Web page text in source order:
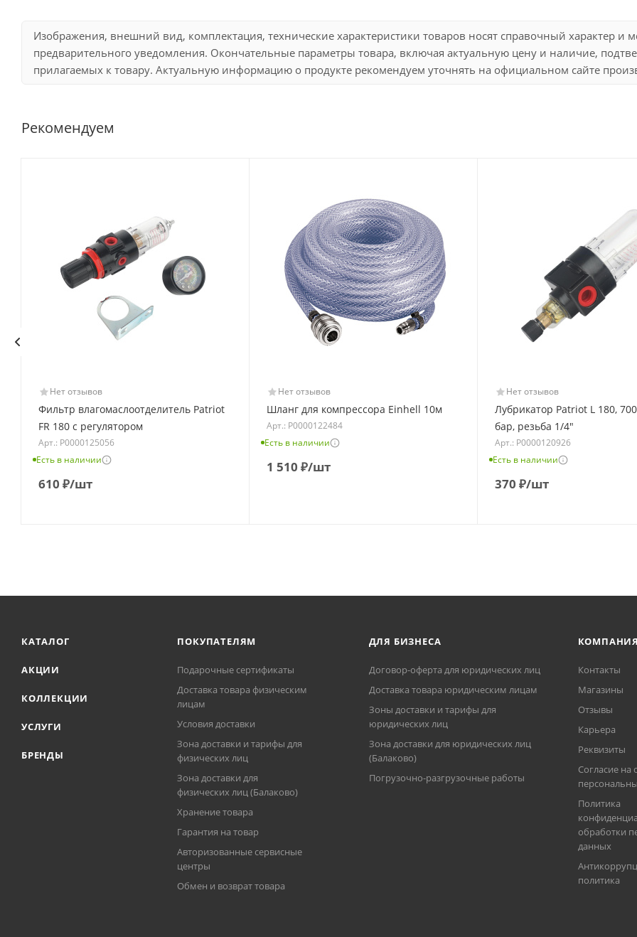
Изображения, внешний вид, комплектация, технические характеристики товаров носят справочный характер и
предварительного уведомления. Окончательные параметры товара, включая актуальную цену и наличие,
прилагаемых к товару. Актуальную информацию о продукте рекомендуем уточнять на официальном сайте
Рекомендуем
Нет отзывов
Фильтр влагомаслоотделитель Patriot
FR 180 с регулятором
Арт.: Р0000125056
Есть в наличии
610 ₽/шт
Нет отзывов
Шланг для компрессора Einhell 10м
Арт.: Р0000122484
Есть в наличии
1 510 ₽/шт
Нет отзывов
Лубрикатор Patriot L 180,
бар, резьба 1/4"
Арт.: Р0000120926
Есть в наличии
370 ₽/шт
КАТАЛОГ
АКЦИИ
КОЛЛЕКЦИИ
УСЛУГИ
БРЕНДЫ
ПОКУПАТЕЛЯМ
Подарочные сертификаты
Доставка товара физическим
лицам
Условия доставки
Зона доставки и тарифы для
физических лиц
Зона доставки для
физических лиц (Балаково)
Хранение товара
Гарантия на товар
Авторизованные сервисные
центры
Обмен и возврат товара
ДЛЯ БИЗНЕСА
Договор-оферта для юридических лиц
Доставка товара юридическим лицам
Зоны доставки и тарифы для
юридических лиц
Зона доставки для юридических лиц
(Балаково)
Погрузочно-разгрузочные работы
КОМПАНИЯ
Контакты
Магазины
Отзывы
Карьера
Реквизиты
Согласие на
Политика
обработки
данных
политика